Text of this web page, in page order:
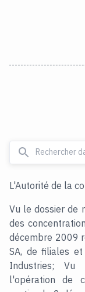
L'Autorité de la
Vu le dossier de
des
décembre 2009
SA, de filiales
Industries; Vu
l'opération de